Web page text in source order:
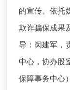
的宣传。依托
欺诈骗保成果
导：闵建军，
中心，协办股
保障事务中心）